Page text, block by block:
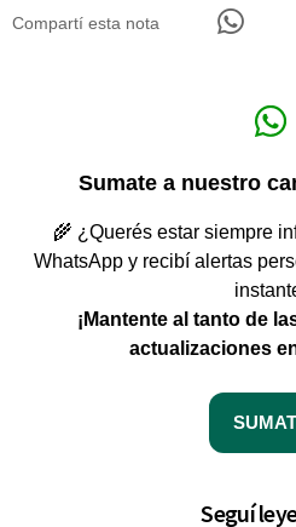
Compartí esta nota
Sumate a nuestro
🌾 ¿Querés estar siempre
WhatsApp y recibí alertas
¡Mantente al tanto de
actualizaciones
Seguí